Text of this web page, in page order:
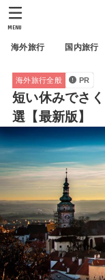
海外旅行 国内旅行
MENU
海外旅行全般 PR
短い休みでさ
選【最新版】